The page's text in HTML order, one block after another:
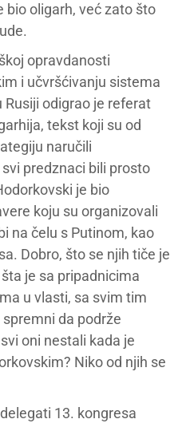
bio oligarh, već zato što
opravdanosti
i učvršćivanju sistema
odigrao je referat
tekst koji su od
naručili
predznaci bili prosto
je bio
koju su organizovali
na čelu s Putinom, kao
Dobro, što se njih tiče je
je sa pripadnicima
u vlasti, sa svim tim
spremni da podrže
oni nestali kada je
Niko od njih se
13. kongresa